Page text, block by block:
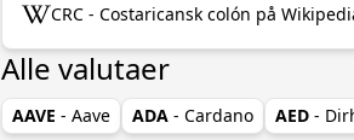
CRC - Costaricansk colón på
Alle valutaer
AAVE - Aave ADA - Cardano AED -